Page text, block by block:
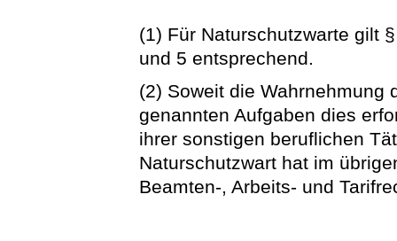
(1) Für Naturschutzwarte gilt
und 5 entsprechend.
(2) Soweit die Wahrnehmung
genannten Aufgaben dies
ihrer sonstigen beruflichen
Naturschutzwart hat im
Beamten-, Arbeits- und